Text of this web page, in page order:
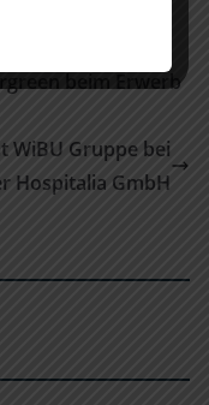
beim Erwerb
WiBU Gruppe bei
Hospitalia GmbH